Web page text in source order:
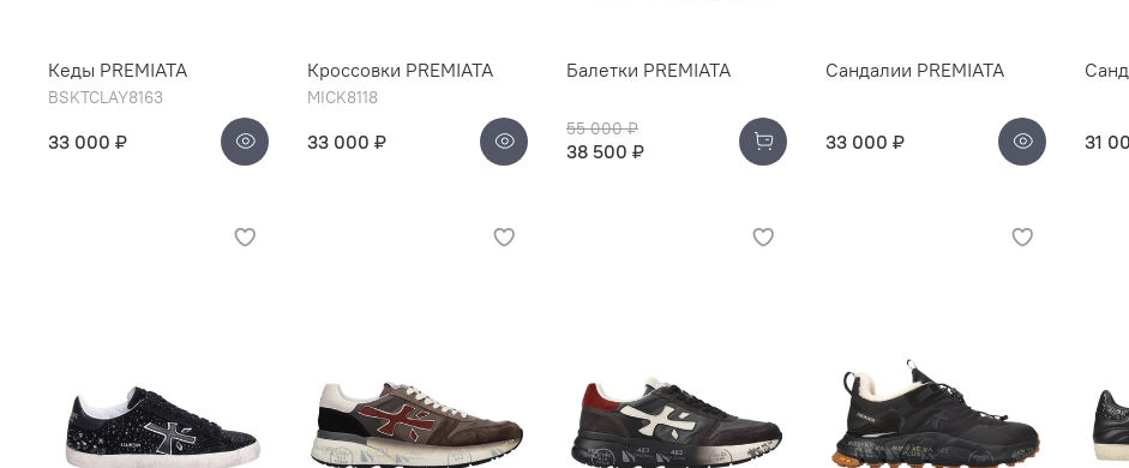
Кеды PREMIATA
BSKTCLAY8163
33 000 ₽
Кроссовки PREMIATA
MICK8118
33 000 ₽
Балетки PREMIATA
55 000 ₽
38 500 ₽
Сандалии PREMIATA
33 000 ₽ 31